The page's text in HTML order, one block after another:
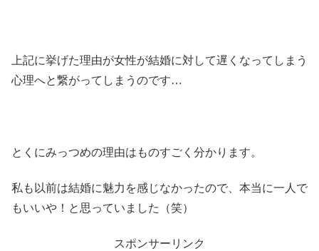
上記に挙げた理由が女性が結婚に対して遅くなってしまう
心理へと繋がってしまうのです…
とくにみっつめの理由はものすごく分かります。
私も以前は結婚に魅力を感じなかったので、本当に一人で
もいいや！と思っていました（笑）
スポンサーリンク